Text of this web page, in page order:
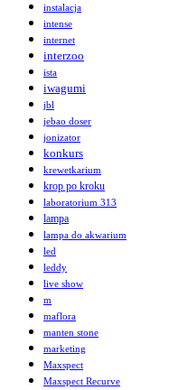
instalacja
intense
internet
interzoo
ista
iwagumi
jbl
jebao doser
jonizator
konkurs
krewetkarium
krop po kroku
laboratorium 313
lampa
lampa do akwarium
led
leddy
live show
m
maflora
manten stone
marketing
Maxspect
Maxspect Recurve